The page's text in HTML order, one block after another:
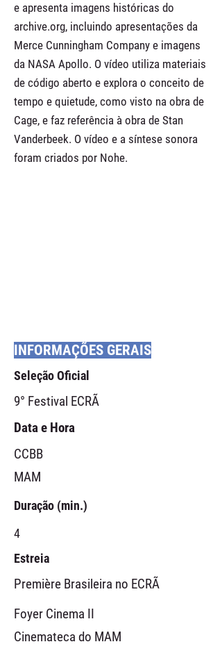
e apresenta imagens históricas do
archive.org, incluindo apresentações da
Merce Cunningham Company e imagens
da NASA Apollo. O vídeo utiliza materiais
de código aberto e explora o conceito de
tempo e quietude, como visto na obra de
Cage, e faz referência à obra de Stan
Vanderbeek. O vídeo e a síntese sonora
foram criados por Nohe.
INFORMAÇÕES GERAIS
Seleção Oficial
9° Festival ECRÃ
Data e Hora
CCBB
MAM
Duração (min.)
4
Estreia
Première Brasileira no ECRÃ
Foyer Cinema II
Cinemateca do MAM